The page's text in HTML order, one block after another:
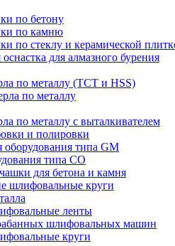
по бетону
по камню
по стеклу и керамической
для алмазного бурения
по металлу (TCT и HSS)
по металлу
по металлу c выталкивателем
и полировки
типа GM
типа СО
для бетона и камня
шлифовальные круги
ленты
шлифовальных машин
круги